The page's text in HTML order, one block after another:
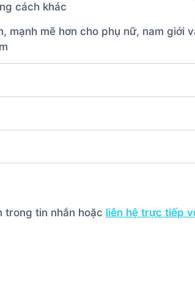
cách khác
mẽ hơn cho phụ nữ, nam giới
trong tin nhắn hoặc liên hệ trực tiếp